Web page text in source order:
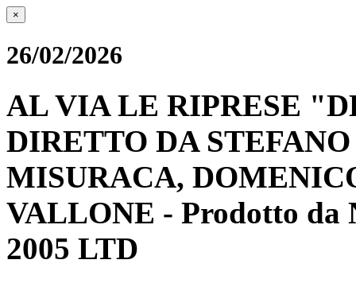
×
26/02/2026
AL VIA LE RIPRESE
DIRETTO DA
MISURACA,
VALLONE - Prodotto da
2005 LTD